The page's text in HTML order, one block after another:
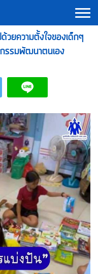
ยความตั้งใจของเด็กๆ
กรรมพัฒนาตนเอง